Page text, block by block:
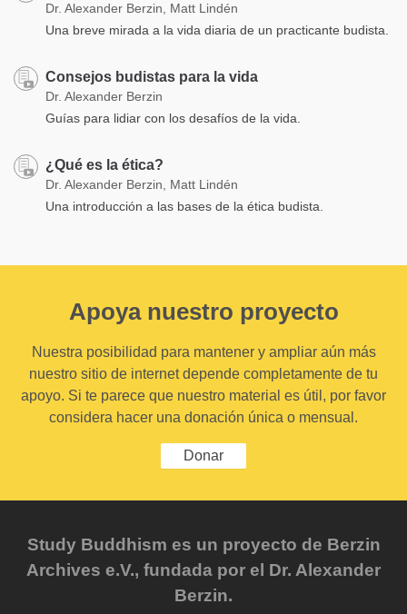
Dr. Alexander Berzin, Matt Lindén
Una breve mirada a la vida diaria de un practicante budista.
Consejos budistas para la vida
Dr. Alexander Berzin
Guías para lidiar con los desafíos de la vida.
¿Qué es la ética?
Dr. Alexander Berzin, Matt Lindén
Una introducción a las bases de la ética budista.
Apoya nuestro proyecto
Nuestra posibilidad para mantener y ampliar aún más
nuestro sitio de internet depende completamente de tu
apoyo. Si te parece que nuestro material es útil, por favor
considera hacer una donación única o mensual.
Donar
Study Buddhism es un proyecto de Berzin
Archives e.V., fundada por el Dr. Alexander
Berzin.